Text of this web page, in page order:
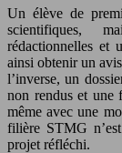
Un élève de
scientifiques,
rédactionnelles et
ainsi obtenir un
l’inverse, un
non rendus et une
même avec une
filière STMG
projet réfléchi.